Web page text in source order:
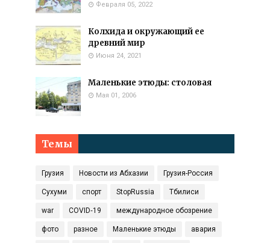
Февраля 05, 2022
Колхида и окружающий ее
древний мир
Июня 24, 2021
Маленькие этюды: столовая
Мая 01, 2006
Темы
Грузия Новости из Абхазии Грузия-Россия
Сухуми спорт StopRussia Тбилиси
war COVID‑19 международное обозрение
фото разное Маленькие этюды авария